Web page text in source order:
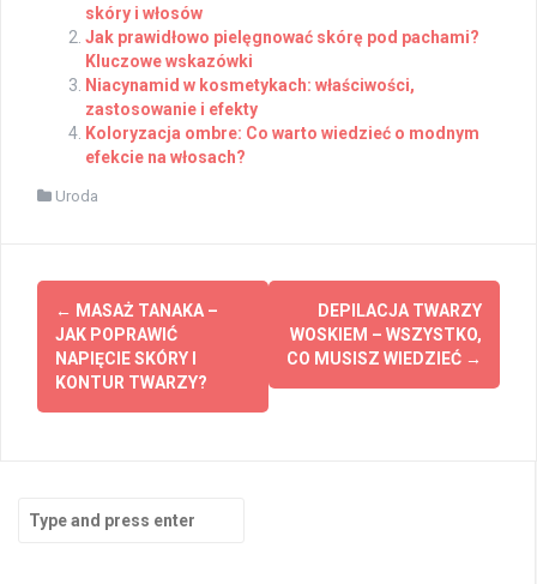
skóry i włosów
Jak prawidłowo pielęgnować skórę pod pachami?
Kluczowe wskazówki
Niacynamid w kosmetykach: właściwości,
zastosowanie i efekty
Koloryzacja ombre: Co warto wiedzieć o modnym
efekcie na włosach?
Uroda
Post
navigation
← MASAŻ TANAKA –
JAK POPRAWIĆ
NAPIĘCIE SKÓRY I
KONTUR TWARZY?
DEPILACJA TWARZY
WOSKIEM – WSZYSTKO,
CO MUSISZ WIEDZIEĆ →
for: